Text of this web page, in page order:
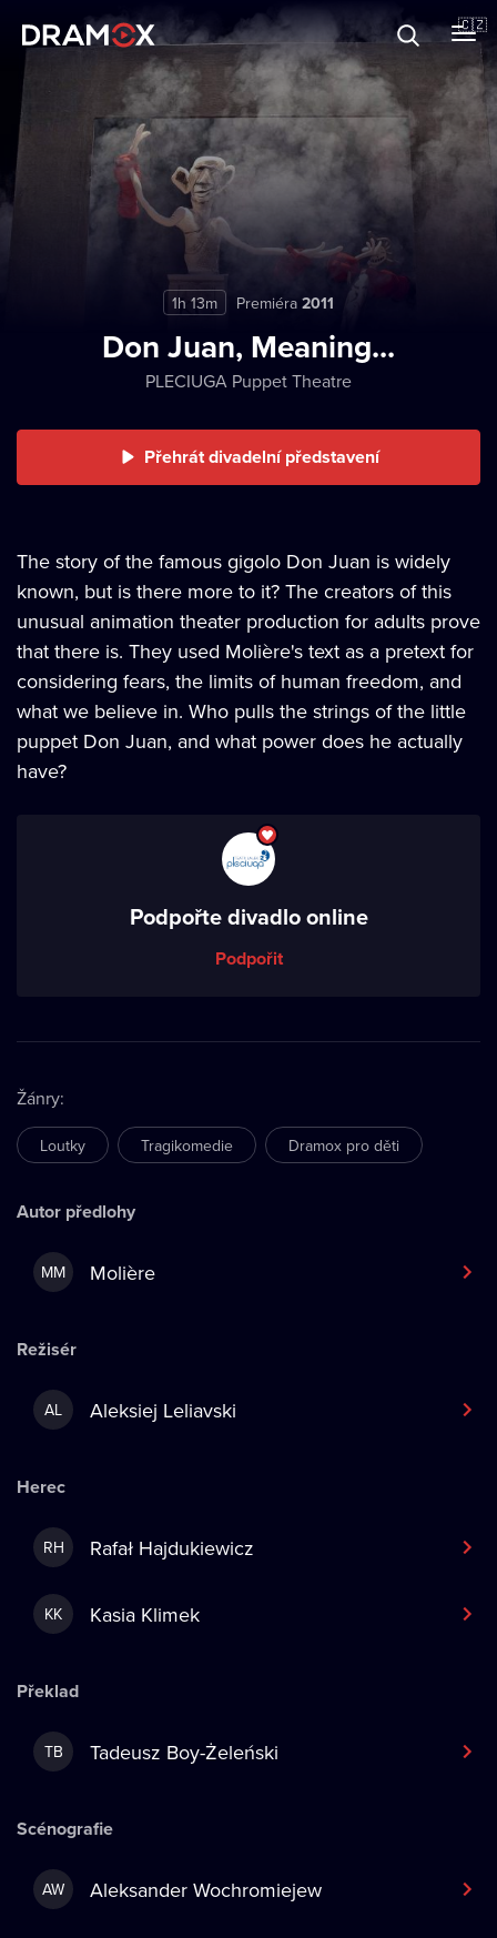
🇨🇿
Dárkové poukazy
Registrujte se
1h 13m Premiéra 2011
Don Juan, Meaning...
PLECIUGA Puppet Theatre
Přehrát divadelní představení
The story of the famous gigolo Don Juan is widely
known, but is there more to it? The creators of this
unusual animation theater production for adults prove
that there is. They used Molière's text as a pretext for
considering fears, the limits of human freedom, and
what we believe in. Who pulls the strings of the little
puppet Don Juan, and what power does he actually
have?
Podpořte divadlo online
Podpořit
Žánry:
Loutky Tragikomedie Dramox pro děti
Autor předlohy
MM Molière
Režisér
AL Aleksiej Leliavski
Herec
RH Rafał Hajdukiewicz
KK Kasia Klimek
Překlad
TB Tadeusz Boy-Żeleński
Scénografie
AW Aleksander Wochromiejew